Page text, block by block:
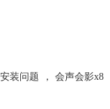
的就是system32， 64位
装问题 ，
会声会影x8